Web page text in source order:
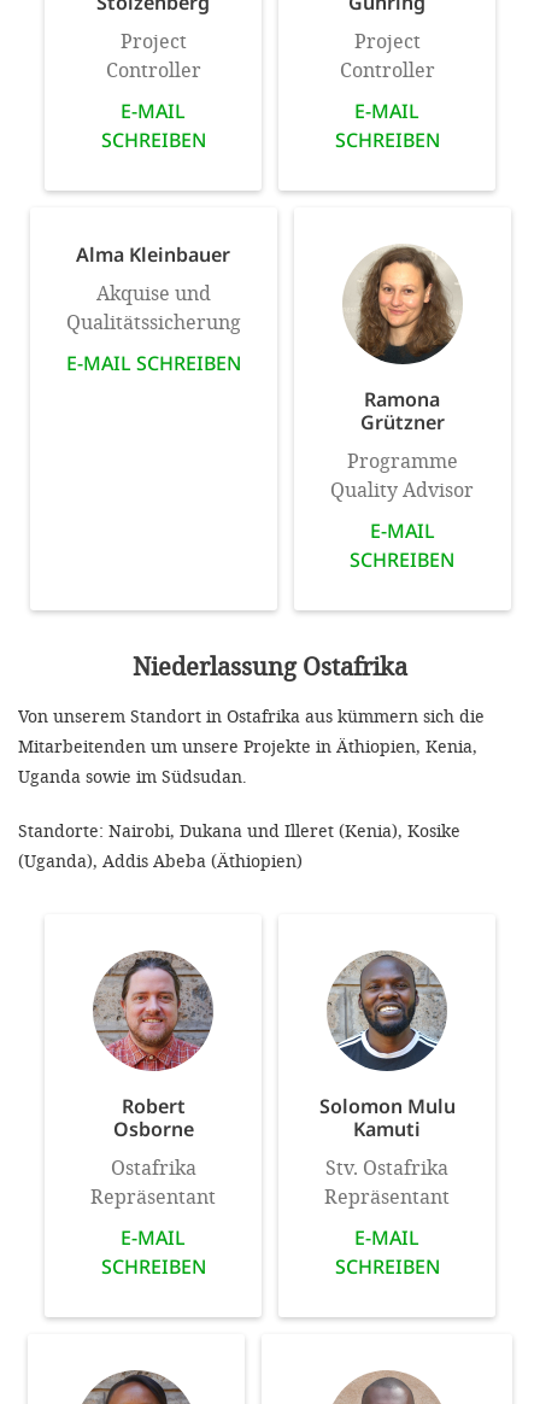
Project
Controller
E-MAIL
SCHREIBEN
Project
Controller
E-MAIL
SCHREIBEN
Alma Kleinbauer
Akquise und
Qualitätssicherung
E-MAIL SCHREIBEN
Ramona
Grützner
Programme
Quality Advisor
E-MAIL
SCHREIBEN
Niederlassung Ostafrika
Von unserem Standort in Ostafrika aus kümmern sich die
Mitarbeitenden um unsere Projekte in Äthiopien, Kenia,
Uganda sowie im Südsudan.
Standorte: Nairobi, Dukana und Illeret (Kenia), Kosike
(Uganda), Addis Abeba (Äthiopien)
Robert
Osborne
Ostafrika
Repräsentant
E-MAIL
SCHREIBEN
Solomon Mulu
Kamuti
Stv. Ostafrika
Repräsentant
E-MAIL
SCHREIBEN